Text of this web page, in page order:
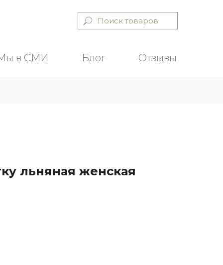
Поиск товаров
в СМИ Блог Отзывы
Блог Отзывы
льняная женская